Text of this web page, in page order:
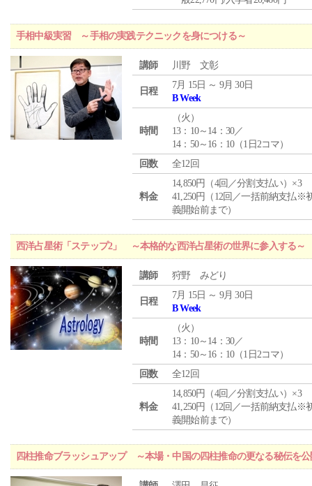
手相中級実習 ～手相の実践テクニックを身につける～
講師 川野 文彰
日程
7月 15日 ～ 9月 30日
B Week
時間
（火 ）
13：10～14：30／
14：50～16：10（1日2コマ）
回数
全12回
料金
14,850円（4回／分割支払い）×3
41,250円（12回／一括前納支払※
義開始前まで）
西洋占星術「ステップ2」 ～本格的な西洋占星術の世界に参入する～
講師 狩野 みどり
日程
7月 15日 ～ 9月 30日
B Week
時間
（火 ）
13：10～14：30／
14：50～16：10（1日2コマ）
回数
全12回
料金
14,850円（4回／分割支払い）×3
41,250円（12回／一括前納支払※
義開始前まで）
四柱推命ブラッシュアップ ～本場・中国の四柱推命の更なる秘伝を